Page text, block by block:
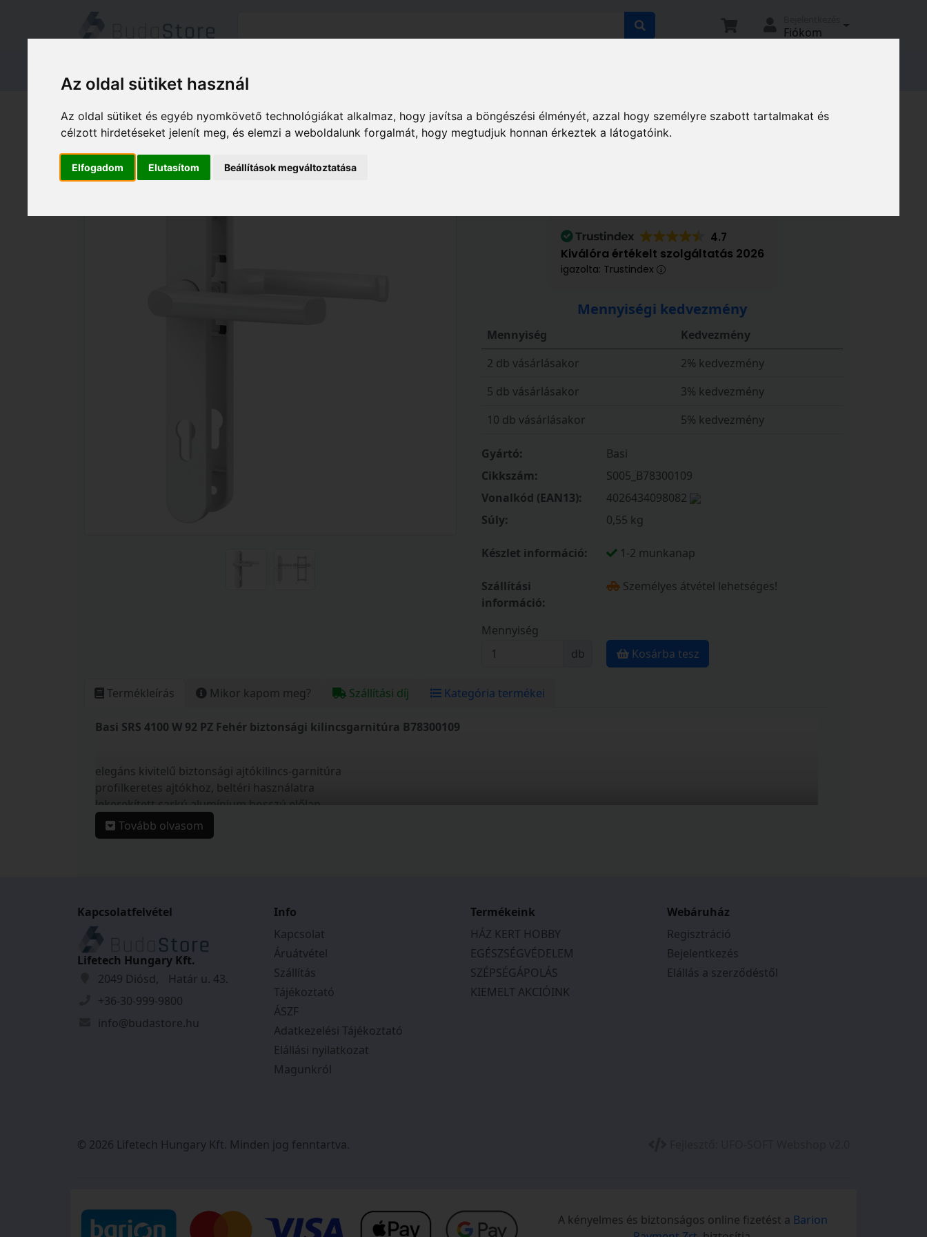
Az oldal sütiket használ
Az oldal sütiket és egyéb nyomkövető technológiákat alkalmaz, hogy javítsa a böngészési élményét, azzal hogy személyre szabott tartalmakat és
célzott hirdetéseket jelenít meg, és elemzi a weboldalunk forgalmát, hogy megtudjuk honnan érkeztek a látogatóink.
Elfogadom Elutasítom Beállítások megváltoztatása
Fiókom
Termékeink HÁZ KERT HOBBY Ház Kaputechnika Kilincsek Basi SRS 4100 PZ W kilincs B78300109
4.7
Kiválóra értékelt szolgáltatás 2026
igazolta: Trustindex
Mennyiségi kedvezmény
Mennyiség
Kedvezmény
2 db vásárlásakor
2% kedvezmény
5 db vásárlásakor
3% kedvezmény
10 db vásárlásakor
5% kedvezmény
Gyártó:
Basi
Cikkszám:
S005_B78300109
Vonalkód (EAN13):
4026434098082
Súly:
0,55 kg
Készlet információ: 1-2 munkanap
Szállítási
információ:
Személyes átvétel lehetséges!
Mennyiség
db
Kosárba tesz
Termékleírás Mikor kapom meg? Szállítási díj Kategória termékei
Basi SRS 4100 W 92 PZ Fehér biztonsági kilincsgarnitúra B78300109
elegáns kivitelű biztonsági ajtókilincs-garnitúra
profilkeretes ajtókhoz, beltéri használatra
lekerekített sarkú alumínium hosszú előlap
esztétikus, L-alakú kilincsforma
rugós (fixen forgatható) kilincsmechanika
minőségi fehér színű alumíniumból készül
Tulajdonságok
Szín:
Fehér
Tömeg:0,545kg
Tovább olvasom
Kapcsolatfelvétel
Lifetech Hungary Kft.
2049 Diósd, Határ u. 43.
+36-30-999-9800
info@budastore.hu
Info
Kapcsolat
Áruátvétel
Szállítás
Tájékoztató
ÁSZF
Adatkezelési Tájékoztató
Elállási nyilatkozat
Magunkról
Termékeink
HÁZ KERT HOBBY
EGÉSZSÉGVÉDELEM
SZÉPSÉGÁPOLÁS
KIEMELT AKCIÓINK
Webáruház
Regisztráció
Bejelentkezés
Elállás a szerződéstől
© 2026 Lifetech Hungary Kft. Minden jog fenntartva.
A kényelmes és biztonságos online fizetést a Barion